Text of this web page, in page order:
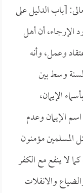
[باب الدليل على
الإرجاء، أن أهل
وعمل، وأنه
وسط بين
الإيمان،
الإيمان وعدم
المسلمين مؤمنون
لا ينفع مع الكفر
والانفلات